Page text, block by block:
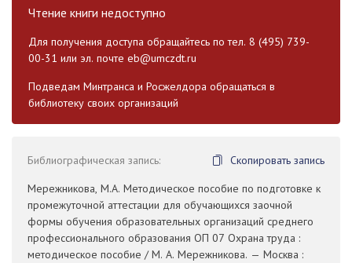
Чтение книги недоступно
Для получения доступа обращайтесь по тел. 8 (495) 739-
00-31 или эл. почте eb@umczdt.ru
Подведам Минтранса и Росжелдора обращаться в
библиотеку своих организаций
Библиографическая запись:
Скопировать запись
Мережникова, М.А. Методическое пособие по подготовке к
промежуточной аттестации для обучающихся заочной
формы обучения образовательных организаций среднего
профессионального образования ОП 07 Охрана труда :
методическое пособие / М. А. Мережникова. — Москва :